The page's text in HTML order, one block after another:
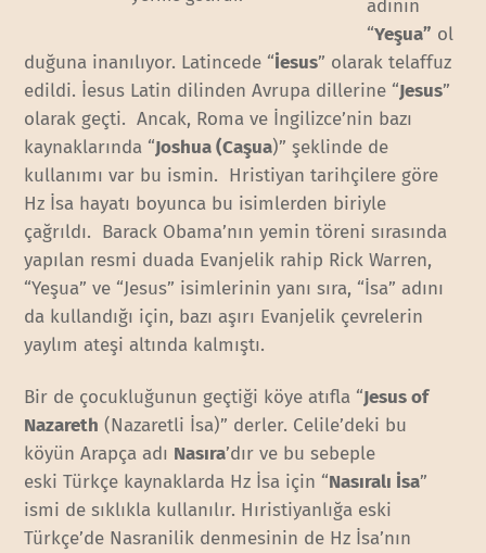
adının
“Yeşua” ol
duğuna inanılıyor. Latincede “İesus” olarak telaffuz
edildi. İesus Latin dilinden Avrupa dillerine “Jesus”
olarak geçti. Ancak, Roma ve İngilizce’nin bazı
kaynaklarında “Joshua (Caşua)” şeklinde de
kullanımı var bu ismin. Hristiyan tarihçilere göre
Hz İsa hayatı boyunca bu isimlerden biriyle
çağrıldı. Barack Obama’nın yemin töreni sırasında
yapılan resmi duada Evanjelik rahip Rick Warren,
“Yeşua” ve “Jesus” isimlerinin yanı sıra, “İsa” adını
da kullandığı için, bazı aşırı Evanjelik çevrelerin
yaylım ateşi altında kalmıştı.
Bir de çocukluğunun geçtiği köye atıfla “Jesus of
Nazareth (Nazaretli İsa)” derler. Celile’deki bu
köyün Arapça adı Nasıra’dır ve bu sebeple
eski Türkçe kaynaklarda Hz İsa için “Nasıralı İsa”
ismi de sıklıkla kullanılır. Hıristiyanlığa eski
Türkçe’de Nasranilik denmesinin de Hz İsa’nın